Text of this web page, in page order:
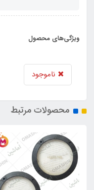
ویژگی‌های محصول
ناموجود
محصولات مرتبط